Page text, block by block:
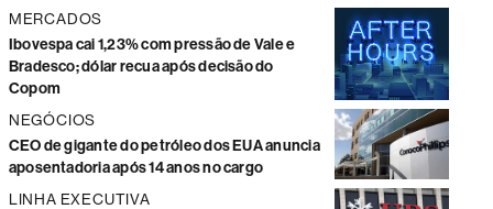
MERCADOS
Ibovespa cai 1,23% com pressão de Vale e
Bradesco; dólar recua após decisão do
Copom
NEGÓCIOS
CEO de gigante do petróleo dos EUA anuncia
aposentadoria após 14 anos no cargo
LINHA EXECUTIVA